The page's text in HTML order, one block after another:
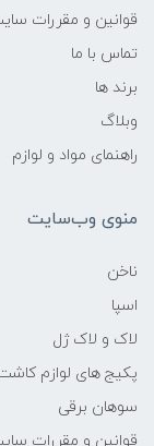
قوانین و مقررات
تماس با ما
برند ها
وبلاگ
راهنمای مواد و لوازم
منوی وب‌سایت
ناخن
اسپا
لاک و لاک ژل
پکیج های لوازم
سوهان برقی
قوانین و مقررات